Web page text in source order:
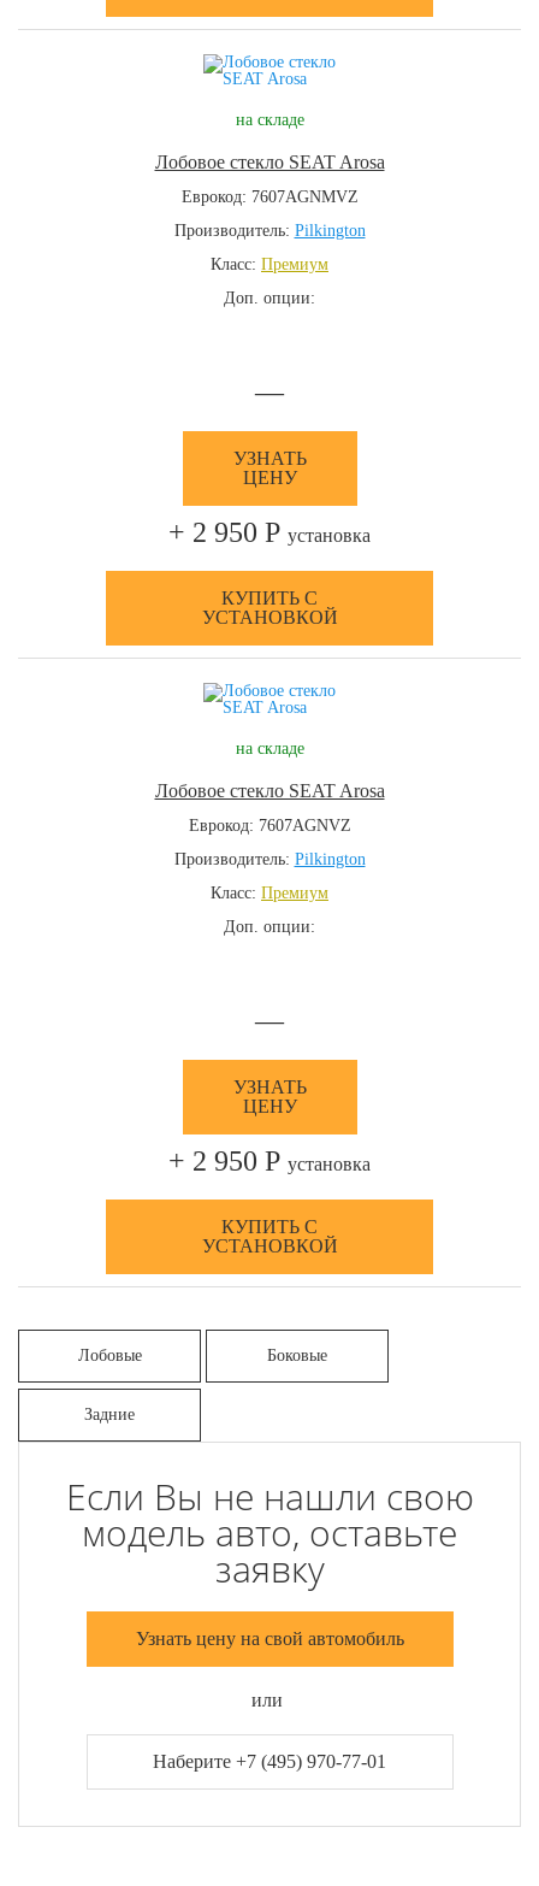
на складе
Лобовое стекло SEAT Arosa
Еврокод: 7607AGNMVZ
Производитель: Pilkington
Класс: Премиум
Доп. опции:
—
УЗНАТЬ
ЦЕНУ
+ 2 950 Р установка
КУПИТЬ С
УСТАНОВКОЙ
на складе
Лобовое стекло SEAT Arosa
Еврокод: 7607AGNVZ
Производитель: Pilkington
Класс: Премиум
Доп. опции:
—
УЗНАТЬ
ЦЕНУ
+ 2 950 Р установка
КУПИТЬ С
УСТАНОВКОЙ
Лобовые Боковые
Задние
Если Вы не нашли свою
модель авто, оставьте
заявку
Узнать цену на свой автомобиль
или
Наберите +7 (495) 970-77-01